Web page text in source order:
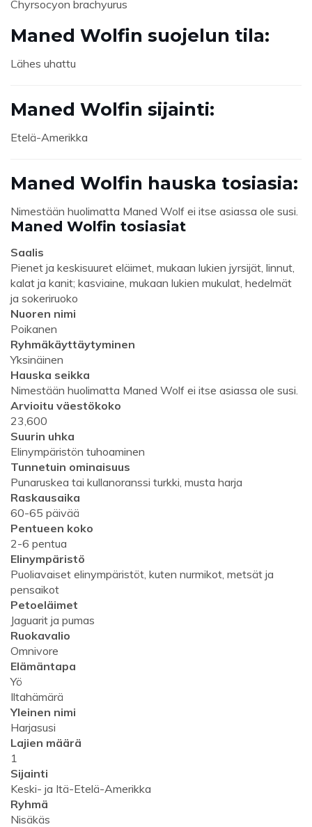
Chyrsocyon brachyurus
Maned Wolfin suojelun tila:
Lähes uhattu
Maned Wolfin sijainti:
Etelä-Amerikka
Maned Wolfin hauska tosiasia:
Nimestään huolimatta Maned Wolf ei itse asiassa ole susi.
Maned Wolfin tosiasiat
Saalis
Pienet ja keskisuuret eläimet, mukaan lukien jyrsijät, linnut,
kalat ja kanit; kasviaine, mukaan lukien mukulat, hedelmät
ja sokeriruoko
Nuoren nimi
Poikanen
Ryhmäkäyttäytyminen
Yksinäinen
Hauska seikka
Nimestään huolimatta Maned Wolf ei itse asiassa ole susi.
Arvioitu väestökoko
23,600
Suurin uhka
Elinympäristön tuhoaminen
Tunnetuin ominaisuus
Punaruskea tai kullanoranssi turkki, musta harja
Raskausaika
60-65 päivää
Pentueen koko
2-6 pentua
Elinympäristö
Puoliavaiset elinympäristöt, kuten nurmikot, metsät ja
pensaikot
Petoeläimet
Jaguarit ja pumas
Ruokavalio
Omnivore
Elämäntapa
Yö
Iltahämärä
Yleinen nimi
Harjasusi
Lajien määrä
1
Sijainti
Keski- ja Itä-Etelä-Amerikka
Ryhmä
Nisäkäs